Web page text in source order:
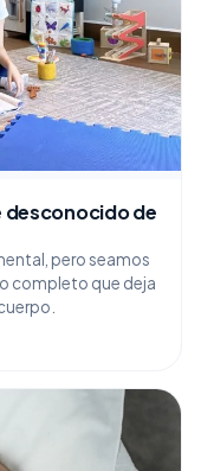
desconocido de
pero seamos
completo que deja